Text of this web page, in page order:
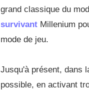
grand classique du
survivant Millenium
mode de jeu.
Jusqu'à présent, dans
possible, en activant